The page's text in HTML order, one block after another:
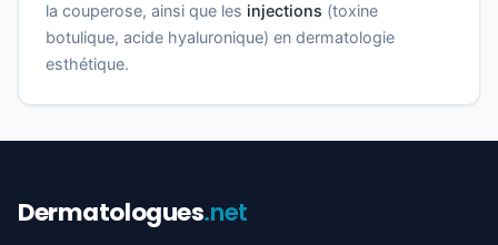
la couperose, ainsi que les injections (toxine
botulique, acide hyaluronique) en dermatologie
esthétique.
Dermatologues.net